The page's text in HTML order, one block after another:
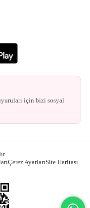
için bizi sosyal
Çerez AyarlarıSite Haritası